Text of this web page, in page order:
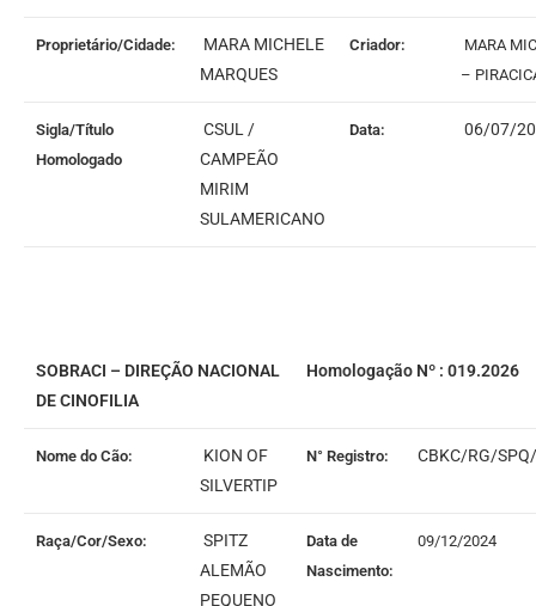
Proprietário/Cidade:
MARA MICHELE
MARQUES
Criador:
MARA
–
Sigla/Título
Homologado
CSUL /
CAMPEÃO
MIRIM
SULAMERICANO
Data: 06/07/
SOBRACI – DIREÇÃO NACIONAL
DE CINOFILIA
Homologação Nº : 019.2026
Nome do Cão:
KION OF
SILVERTIP
N° Registro: CBKC/RG/
Raça/Cor/Sexo:
SPITZ
ALEMÃO
PEQUENO
Data de
Nascimento:
09/12/2024